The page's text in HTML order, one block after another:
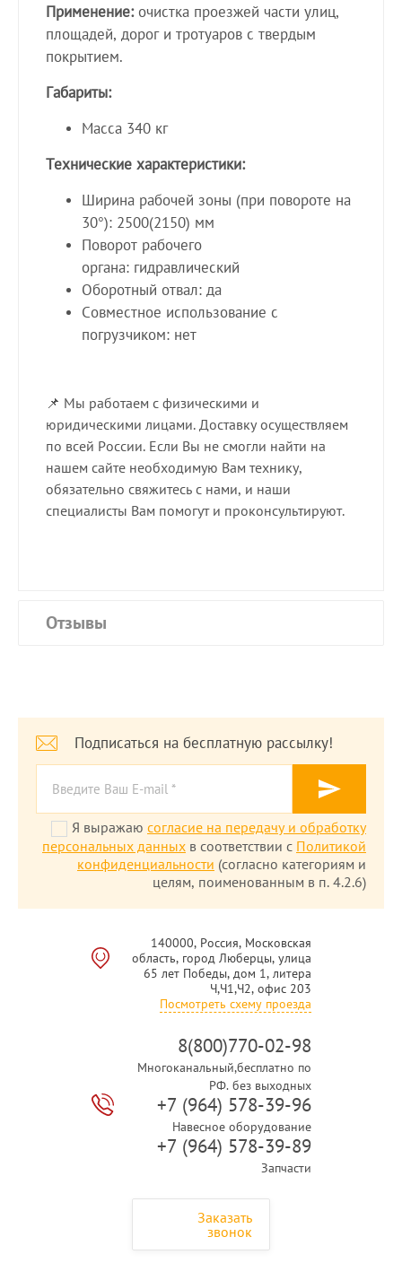
Применение:очистка проезжей части улиц,
площадей, дорог и тротуаров с твердым
покрытием.
Габариты:
Масса 340 кг
Технические характеристики:
Ширина рабочей зоны (при повороте на
30°): 2500(2150) мм
Поворот рабочего
органа: гидравлический
Оборотный отвал: да
Совместное использование с
погрузчиком: нет
📌 Мы работаем с физическими и
юридическими лицами. Доставку осуществляем
по всей России. Если Вы не смогли найти на
нашем сайте необходимую Вам технику,
обязательно свяжитесь с нами, и наши
специалисты Вам помогут и проконсультируют.
Отзывы
Подписаться на бесплатную рассылку!
Я выражаю согласие на передачу и обработку
персональных данных в соответствии с Политикой
конфиденциальности (согласно категориям и
целям, поименованным в п. 4.2.6)
140000, Россия, Московская
область, город Люберцы, улица
65 лет Победы, дом 1, литера
Ч,Ч1,Ч2, офис 203
Посмотреть схему проезда
8(800)770-02-98
Многоканальный,бесплатно по
РФ. без выходных
+7 (964) 578-39-96
Навесное оборудование
+7 (964) 578-39-89
Запчасти
Заказать
звонок